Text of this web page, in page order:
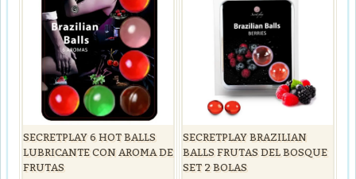
SECRETPLAY 6 HOT BALLS
LUBRICANTE CON AROMA DE
FRUTAS
SECRETPLAY BRAZILIAN
BALLS FRUTAS DEL BOSQUE
SET 2 BOLAS